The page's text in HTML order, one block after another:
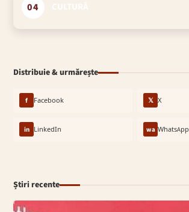
04
Distribuie & urmărește
f Facebook 𝕏 X
in LinkedIn wa WhatsApp
Știri recente